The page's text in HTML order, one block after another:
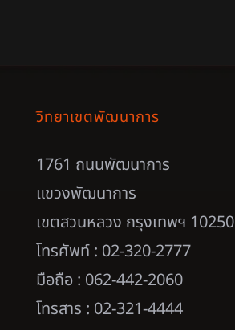
วิทยาเขตพัฒนาการ
1761 ถนนพัฒนาการ
แขวงพัฒนาการ
เขตสวนหลวง กรุงเทพฯ 10250
โทรศัพท์ : 02-320-2777
มือถือ : 062-442-2060
โทรสาร : 02-321-4444